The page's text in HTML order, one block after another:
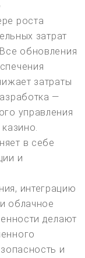
роста
затрат
обновления
затраты
—
управления
в себе
и
интеграцию
облачное
делают
и